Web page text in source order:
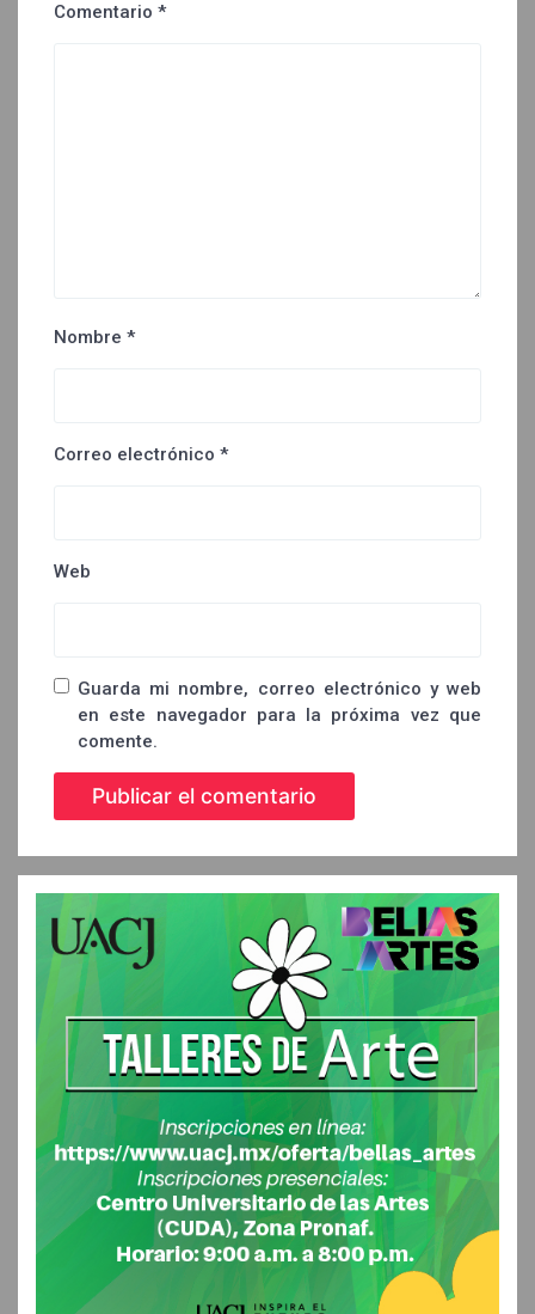
Comentario *
Nombre *
Correo electrónico *
Web
Guarda mi nombre, correo electrónico y web
en este navegador para la próxima vez que
comente.